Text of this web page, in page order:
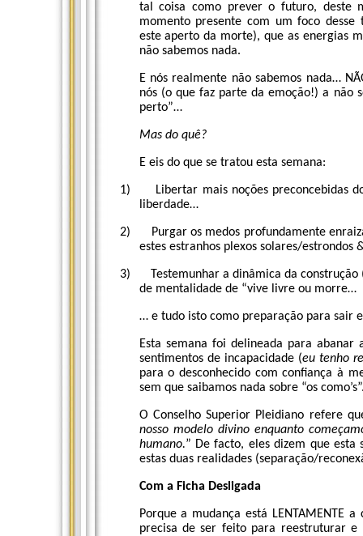
tal coisa como prever o futuro, deste
momento presente com um foco desse
este aperto da morte), que as energias
não sabemos nada.
E nós realmente não sabemos nada…
nós (o que faz parte da emoção!) a não
perto”…
Mas do quê?
E eis do que se tratou esta semana:
1)
Libertar mais noções preconcebidas
liberdade…
2)
Purgar os medos profundamente
estes estranhos plexos solares/estrondos
3)
Testemunhar a dinâmica da
de mentalidade de “vive livre ou morre…
… e tudo isto como preparação para sair
Esta semana foi delineada para abanar
sentimentos de incapacidade (eu tenho
para o desconhecido com confiança à
sem que saibamos nada sobre “os
O Conselho Superior Pleidiano refere
nosso modelo divino enquanto
humano.” De facto, eles dizem que
estas duas realidades (separação/
Com a Ficha Desligada
Porque a mudança está LENTAMENTE
precisa de ser feito para reestruturar e